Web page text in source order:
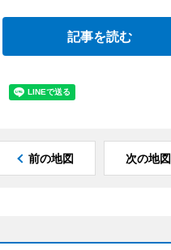
記事を読む
前の地図 次の地図